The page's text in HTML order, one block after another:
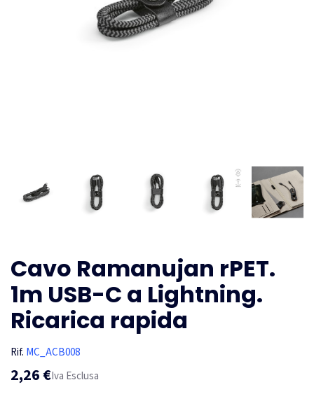
Cavo Ramanujan rPET.
1m USB-C a Lightning.
Ricarica rapida
Rif. MC_ACB008
2,26 €Iva Esclusa